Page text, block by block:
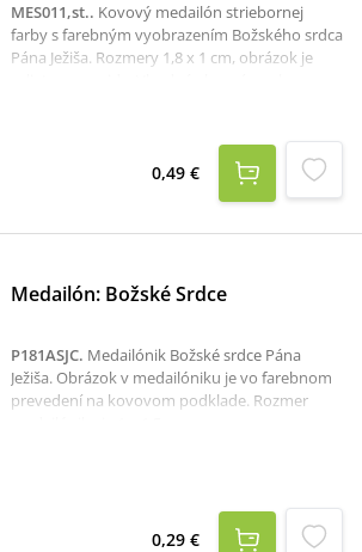
MES011,st.. Kovový medailón striebornej
farby s farebným vyobrazením Božského srdca
Pána Ježiša. Rozmery 1,8 x 1 cm, obrázok je
0,49 €
Medailón: Božské Srdce
P181ASJC. Medailónik Božské srdce Pána
Ježiša. Obrázok v medailóniku je vo farebnom
prevedení na kovovom podklade. Rozmer
0,29 €